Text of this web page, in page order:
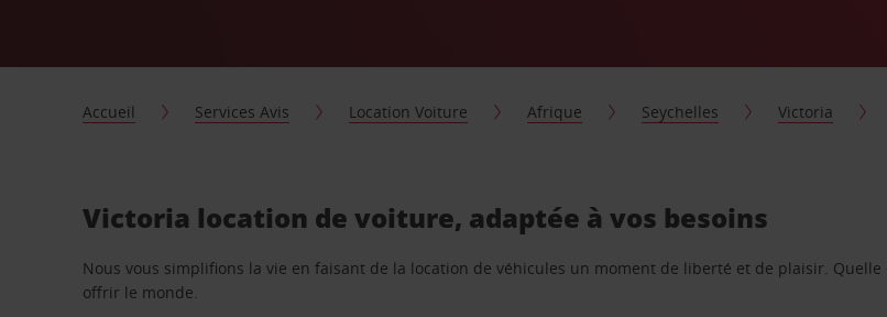
Accueil Services Avis Location Voiture Afrique Seychelles Victoria
Victoria location de voiture, adaptée à vos besoins
Nous vous simplifions la vie en faisant de la location de véhicules un moment de liberté et de plaisir.
offrir le monde.